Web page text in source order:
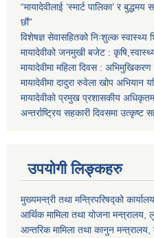
“मायादेवीलाई ‘स्मार्ट पालिका’ र
छौं”
विशेषज्ञ सेवासहितको निःशुल्क स्वास्थ्य
मायादेवीको जनमुखी बजेट : कृषि,स्वास्थ्य
मायादेवीमा महिला दिवस : अभिमुखिकरण
मायादेवीमा दादुरा रुवेला खोप
मायादेवीको प्रमुख प्रशासकीय
अन्तर्राष्ट्रिय सहकारी दिवसमा उत्कृष्ट
उपयोगी लिङ्कहरु
मुख्यमन्त्री तथा मन्त्रिपरिषद्को
आर्थिक मामिला तथा योजना मन्त्रालय,
आन्तरिक मामिला तथा कानुन मन्त्रालय,